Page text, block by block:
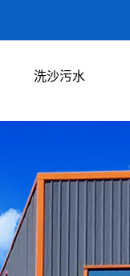
洗沙污水